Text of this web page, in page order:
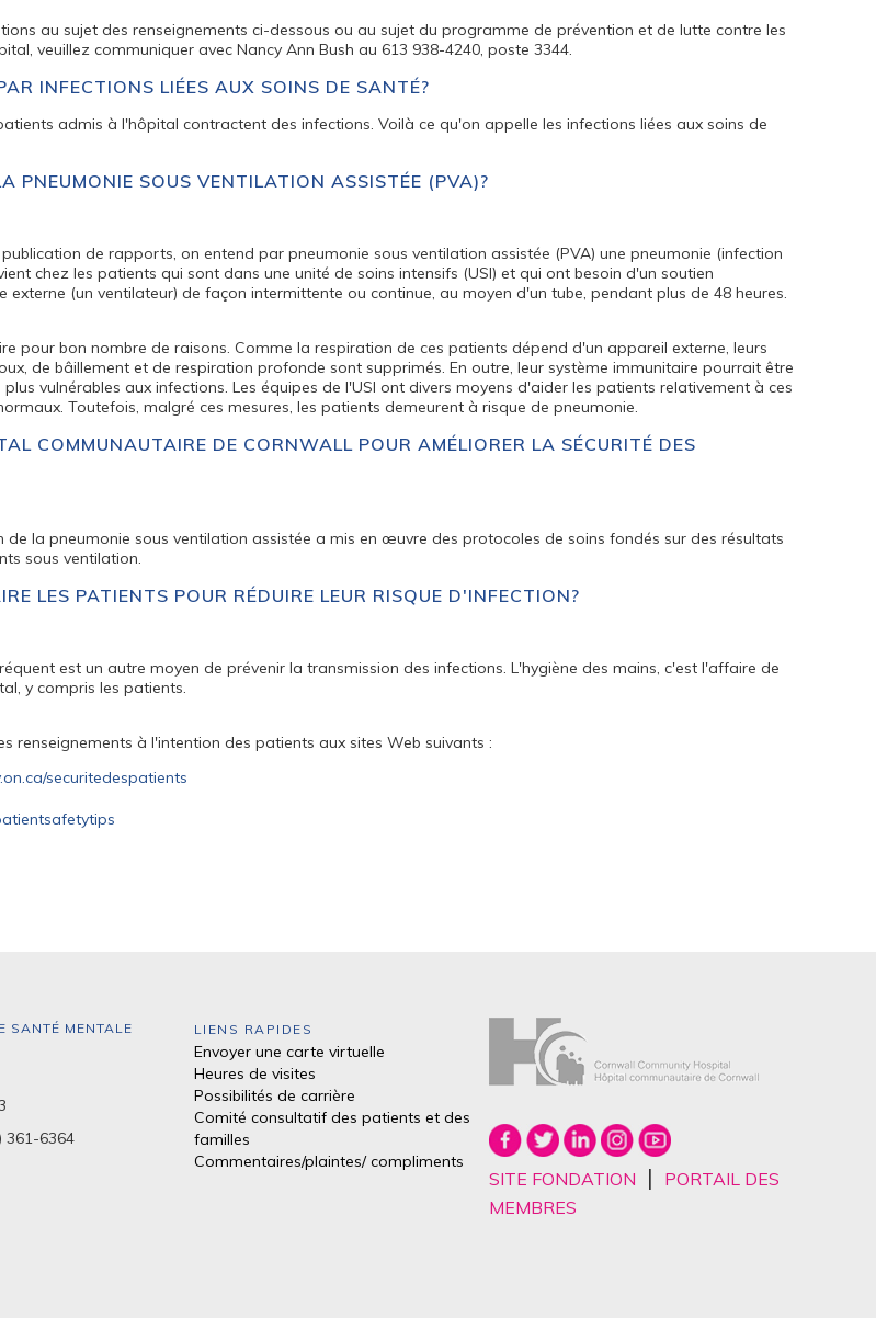
au sujet des renseignements ci-dessous ou au sujet du programme de prévention et de lutte contre les
veuillez communiquer avec Nancy Ann Bush au 613 938-4240, poste 3344.
INFECTIONS LIÉES AUX SOINS DE SANTÉ?
admis à l'hôpital contractent des infections. Voilà ce qu'on appelle les infections liées aux soins de
PNEUMONIE SOUS VENTILATION ASSISTÉE (PVA)?
de rapports, on entend par pneumonie sous ventilation assistée (PVA) une pneumonie (infection
chez les patients qui sont dans une unité de soins intensifs (USI) et qui ont besoin d'un soutien
externe (un ventilateur) de façon intermittente ou continue, au moyen d'un tube, pendant plus de 48 heures.
pour bon nombre de raisons. Comme la respiration de ces patients dépend d'un appareil externe, leurs
de bâillement et de respiration profonde sont supprimés. En outre, leur système immunitaire pourrait être
vulnérables aux infections. Les équipes de l'USI ont divers moyens d'aider les patients relativement à ces
Toutefois, malgré ces mesures, les patients demeurent à risque de pneumonie.
COMMUNAUTAIRE DE CORNWALL POUR AMÉLIORER LA SÉCURITÉ DES
de la pneumonie sous ventilation assistée a mis en œuvre des protocoles de soins fondés sur des résultats
sous ventilation.
LES PATIENTS POUR RÉDUIRE LEUR RISQUE D'INFECTION?
est un autre moyen de prévenir la transmission des infections. L'hygiène des mains, c'est l'affaire de
y compris les patients.
renseignements à l'intention des patients aux sites Web suivants :
securitedespatients
SANTÉ MENTALE
361-6364
LIENS RAPIDES
Envoyer une carte virtuelle
Heures de visites
Possibilités de carrière
Comité consultatif des patients et des
familles
Commentaires/plaintes/compliments
SITE FONDATION |
PORTAIL DES
MEMBRES